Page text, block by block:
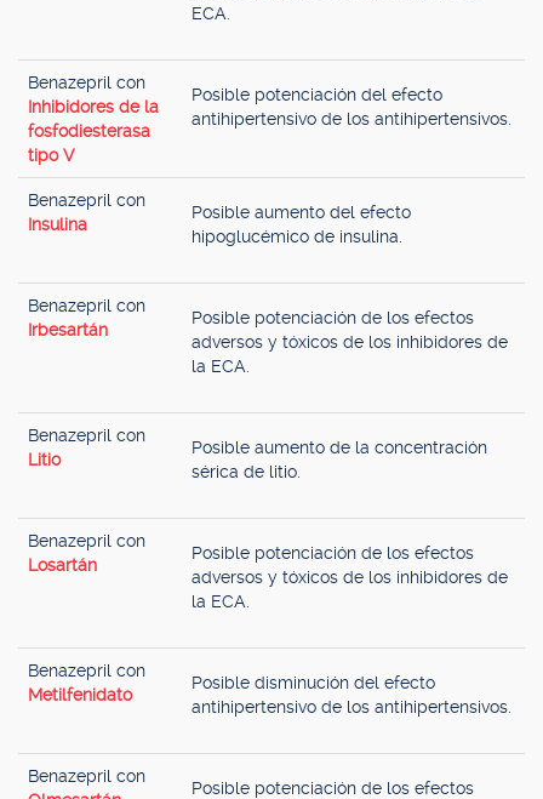
ECA.
Benazepril con
Inhibidores de la
fosfodiesterasa
tipo V
Posible potenciación del efecto
antihipertensivo de los antihipertensivos.
Benazepril con
Insulina
Posible aumento del efecto
hipoglucémico de insulina.
Benazepril con
Irbesartán
Posible potenciación de los efectos
adversos y tóxicos de los inhibidores de
la ECA.
Benazepril con
Litio
Posible aumento de la concentración
sérica de litio.
Benazepril con
Losartán
Posible potenciación de los efectos
adversos y tóxicos de los inhibidores de
la ECA.
Benazepril con
Metilfenidato
Posible disminución del efecto
antihipertensivo de los antihipertensivos.
Benazepril con
Posible potenciación de los efectos